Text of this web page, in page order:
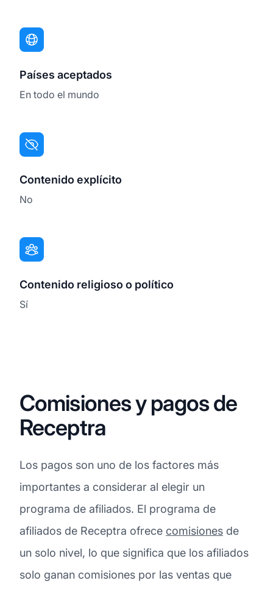
Países aceptados
En todo el mundo
Contenido explícito
No
Contenido religioso o político
Sí
Comisiones y pagos de
Receptra
Los pagos son uno de los factores más
importantes a considerar al elegir un
programa de afiliados. El programa de
afiliados de Receptra ofrece comisiones de
un solo nivel, lo que significa que los afiliados
solo ganan comisiones por las ventas que